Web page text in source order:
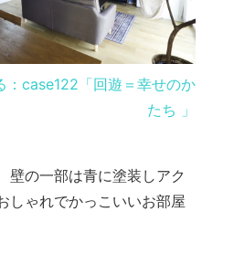
：case122「回遊＝幸せのか
たち 」
壁の一部は青に塗装しアク
しゃれでかっこいいお部屋